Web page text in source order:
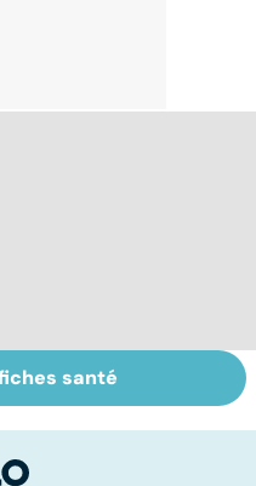
Inflammation des
: que
d'angine ?
santé